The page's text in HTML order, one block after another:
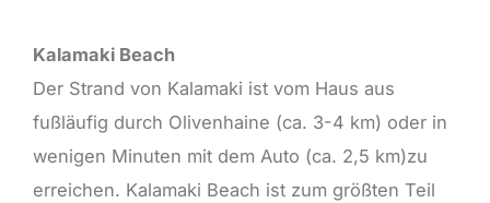
Kalamaki Beach
Der Strand von Kalamaki ist vom Haus aus
fußläufig durch Olivenhaine (ca. 3-4 km) oder in
wenigen Minuten mit dem Auto (ca. 2,5 km)zu
erreichen. Kalamaki Beach ist zum größten Teil